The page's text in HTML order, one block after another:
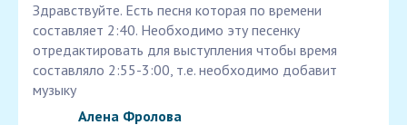
Здравствуйте. Есть песня которая по времени
составляет 2:40. Необходимо эту песенку
отредактировать для выступления чтобы время
составляло 2:55-3:00, т.е. необходимо добавит
музыку
Алена Фролова